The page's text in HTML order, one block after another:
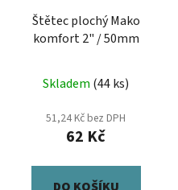
Štětec plochý Mako
komfort 2" / 50mm
Skladem (44 ks)
51,24 Kč bez DPH
62 Kč